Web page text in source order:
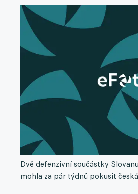
Dvě defenzivní součástky
mohla za pár týdnů pokusit